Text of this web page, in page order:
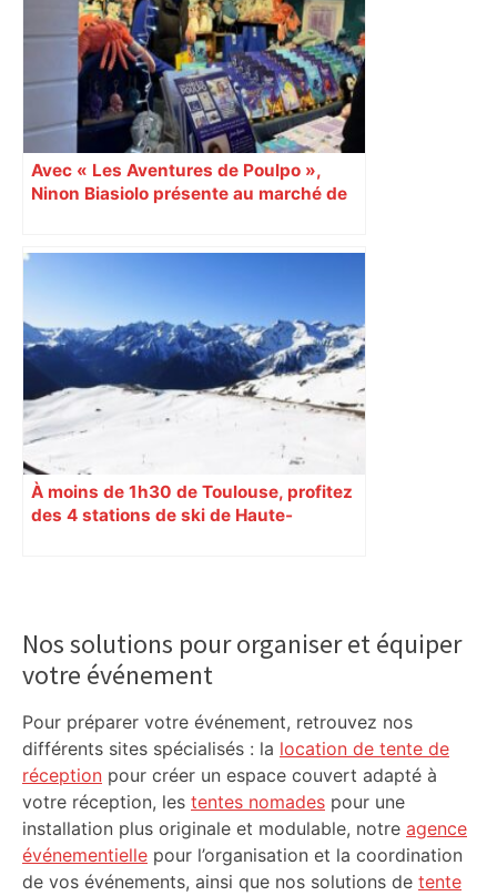
radicale qui laisse perplexe. Critique
Avec « Les Aventures de Poulpo »,
Ninon Biasiolo présente au marché de
À moins de 1h30 de Toulouse, profitez
des 4 stations de ski de Haute-
Sidebar
Nos solutions pour organiser et équiper
votre événement
Pour préparer votre événement, retrouvez nos
différents sites spécialisés : la location de tente de
réception pour créer un espace couvert adapté à
votre réception, les tentes nomades pour une
installation plus originale et modulable, notre agence
événementielle pour l’organisation et la coordination
de vos événements, ainsi que nos solutions de tente